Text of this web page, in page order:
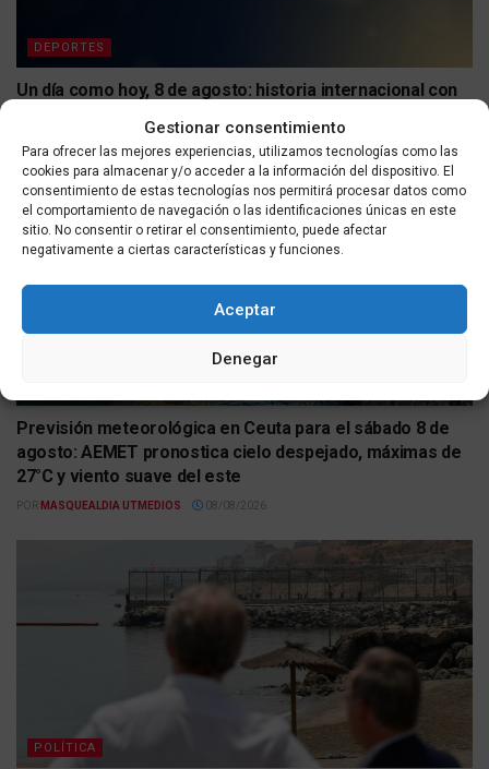
Gestionar consentimiento
Para ofrecer las mejores experiencias, utilizamos tecnologías como las
cookies para almacenar y/o acceder a la información del dispositivo. El
consentimiento de estas tecnologías nos permitirá procesar datos como
el comportamiento de navegación o las identificaciones únicas en este
sitio. No consentir o retirar el consentimiento, puede afectar
negativamente a ciertas características y funciones.
Aceptar
Denegar
DEPORTES
Un día como hoy, 8 de agosto: historia internacional con
POR MASQUEALDIA UTMEDIOS 08/08/2026
Previsión meteorológica en Ceuta para el sábado 8 de
agosto: AEMET pronostica cielo despejado, máximas de
27°C y viento suave del este
POR MASQUEALDIA UTMEDIOS 08/08/2026
POLÍTICA